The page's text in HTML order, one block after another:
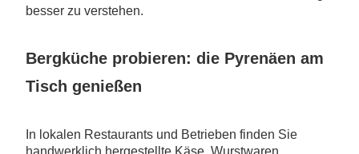
besser zu verstehen.
Bergküche probieren: die Pyrenäen am
Tisch genießen
In lokalen Restaurants und Betrieben finden Sie
handwerklich hergestellte Käse, Wurstwaren,